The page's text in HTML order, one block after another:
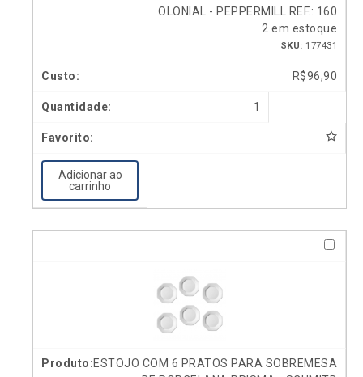
OLONIAL - PEPPERMILL REF.: 160
2 em estoque
SKU: 177431
R$96,90
1
Adicionar ao
carrinho
ESTOJO COM 6 PRATOS PARA SOBREMESA